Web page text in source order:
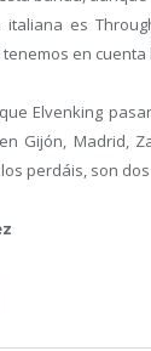
italiana es
en
Elvenking
Gijón, Madrid,
perdáis, son